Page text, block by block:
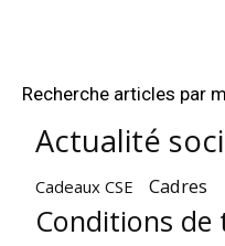
Recherche articles par
Actualité
Cadeaux CSE Cadres
Conditions de